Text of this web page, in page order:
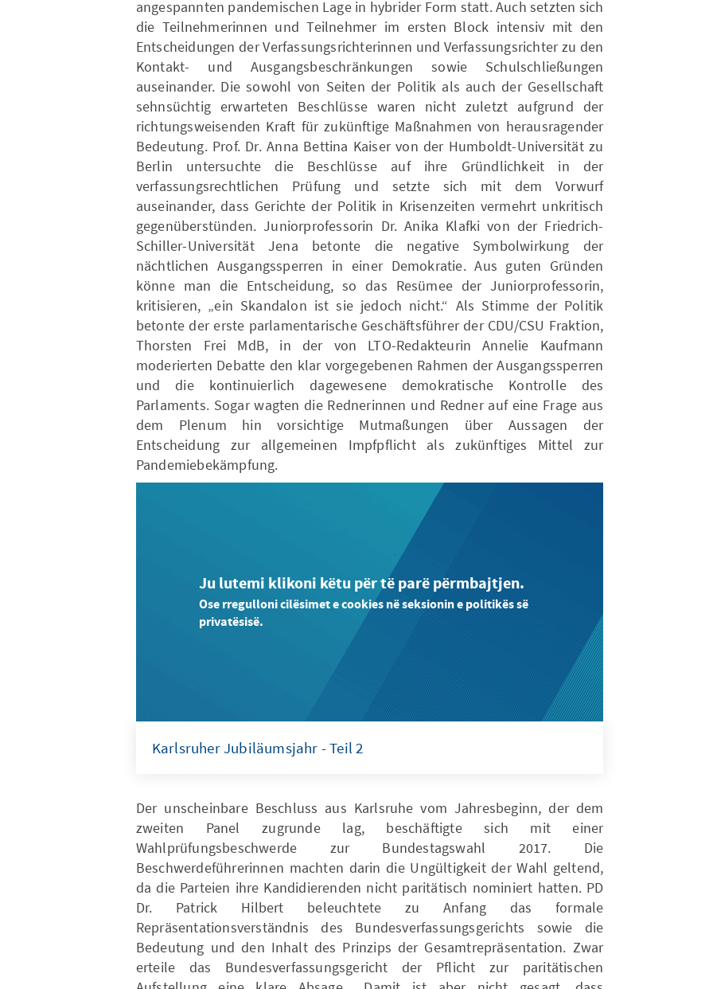
angespannten pandemischen Lage in hybrider Form statt. Auch setzten sich
die Teilnehmerinnen und Teilnehmer im ersten Block intensiv mit den
Entscheidungen der Verfassungsrichterinnen und Verfassungsrichter zu den
Kontakt- und Ausgangsbeschränkungen sowie Schulschließungen
auseinander. Die sowohl von Seiten der Politik als auch der Gesellschaft
sehnsüchtig erwarteten Beschlüsse waren nicht zuletzt aufgrund der
richtungsweisenden Kraft für zukünftige Maßnahmen von herausragender
Bedeutung. Prof. Dr. Anna Bettina Kaiser von der Humboldt-Universität zu
Berlin untersuchte die Beschlüsse auf ihre Gründlichkeit in der
verfassungsrechtlichen Prüfung und setzte sich mit dem Vorwurf
auseinander, dass Gerichte der Politik in Krisenzeiten vermehrt unkritisch
gegenüberstünden. Juniorprofessorin Dr. Anika Klafki von der Friedrich-
Schiller-Universität Jena betonte die negative Symbolwirkung der
nächtlichen Ausgangssperren in einer Demokratie. Aus guten Gründen
könne man die Entscheidung, so das Resümee der Juniorprofessorin,
kritisieren, „ein Skandalon ist sie jedoch nicht.“ Als Stimme der Politik
betonte der erste parlamentarische Geschäftsführer der CDU/CSU Fraktion,
Thorsten Frei MdB, in der von LTO-Redakteurin Annelie Kaufmann
moderierten Debatte den klar vorgegebenen Rahmen der Ausgangssperren
und die kontinuierlich dagewesene demokratische Kontrolle des
Parlaments. Sogar wagten die Rednerinnen und Redner auf eine Frage aus
dem Plenum hin vorsichtige Mutmaßungen über Aussagen der
Entscheidung zur allgemeinen Impfpflicht als zukünftiges Mittel zur
Pandemiebekämpfung.
Ju lutemi klikoni këtu për të parë përmbajtjen.
Ose rregulloni cilësimet e cookies në seksionin e politikës së
privatësisë.
Karlsruher Jubiläumsjahr - Teil 2
Der unscheinbare Beschluss aus Karlsruhe vom Jahresbeginn, der dem
zweiten Panel zugrunde lag, beschäftigte sich mit einer
Wahlprüfungsbeschwerde zur Bundestagswahl 2017. Die
Beschwerdeführerinnen machten darin die Ungültigkeit der Wahl geltend,
da die Parteien ihre Kandidierenden nicht paritätisch nominiert hatten. PD
Dr. Patrick Hilbert beleuchtete zu Anfang das formale
Repräsentationsverständnis des Bundesverfassungsgerichts sowie die
Bedeutung und den Inhalt des Prinzips der Gesamtrepräsentation. Zwar
erteile das Bundesverfassungsgericht der Pflicht zur paritätischen